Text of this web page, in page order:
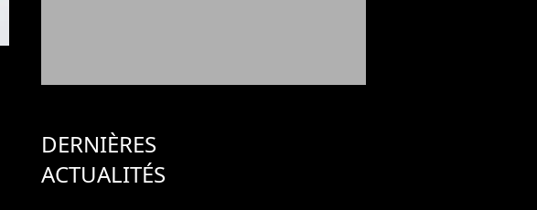
DERNIÈRES
ACTUALITÉS